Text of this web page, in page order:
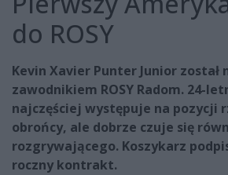
do ROSY
Kevin Xavier Punter Junior został
zawodnikiem ROSY Radom. 24-
najczęściej występuje na pozycji
obrońcy, ale dobrze czuje się
rozgrywającego. Koszykarz
roczny kontrakt.